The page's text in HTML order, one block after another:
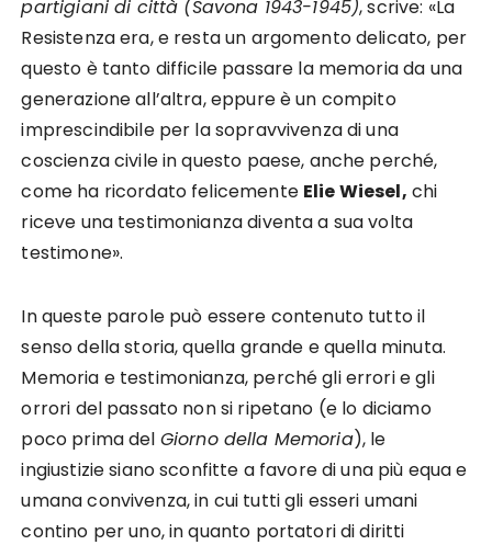
partigiani di città (Savona 1943-1945), scrive: «La
Resistenza era, e resta un argomento delicato, per
questo è tanto difficile passare la memoria da una
generazione all’altra, eppure è un compito
imprescindibile per la sopravvivenza di una
coscienza civile in questo paese, anche perché,
come ha ricordato felicemente Elie Wiesel, chi
riceve una testimonianza diventa a sua volta
testimone».
In queste parole può essere contenuto tutto il
senso della storia, quella grande e quella minuta.
Memoria e testimonianza, perché gli errori e gli
orrori del passato non si ripetano (e lo diciamo
poco prima del Giorno della Memoria), le
ingiustizie siano sconfitte a favore di una più equa e
umana convivenza, in cui tutti gli esseri umani
contino per uno, in quanto portatori di diritti